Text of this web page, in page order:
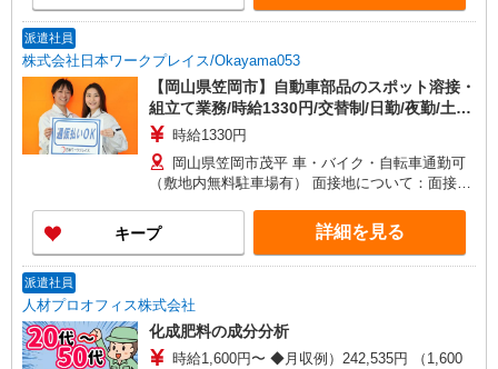
派遣社員
株式会社日本ワークプレイス/Okayama053
【岡山県笠岡市】自動車部品のスポット溶接・
組立て業務/時給1330円/交替制/日勤/夜勤/土日
休み/残業少なめ
時給1330円
岡山県笠岡市茂平 車・バイク・自転車通勤可
（敷地内無料駐車場有） 面接地について：面接は
ます。 お気軽にご相談・お問い合わせ下さい。 岡
山事務所開設に向けて準備中です。
キープ 詳細を見る
派遣社員
人材プロオフィス株式会社
化成肥料の成分分析
時給1,600円〜 ◆月収例）242,535円 （1,600